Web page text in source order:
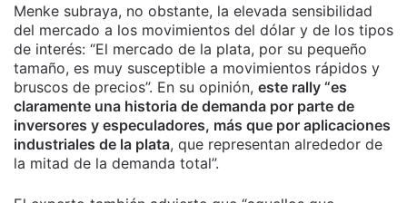
Menke subraya, no obstante, la elevada sensibilidad
del mercado a los movimientos del dólar y de los tipos
de interés: “El mercado de la plata, por su pequeño
tamaño, es muy susceptible a movimientos rápidos y
bruscos de precios”. En su opinión, este rally “es
claramente una historia de demanda por parte de
inversores y especuladores, más que por aplicaciones
industriales de la plata, que representan alrededor de
la mitad de la demanda total”.